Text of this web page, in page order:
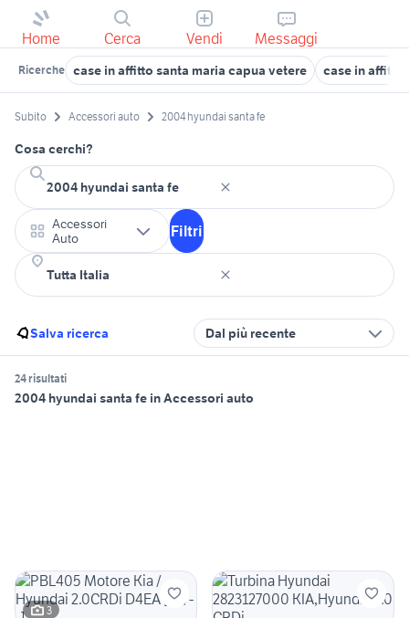
Home Cerca Vendi Messaggi
Ricerche case in affitto santa maria capua vetere case in affitto
Subito Accessori auto 2004 hyundai santa fe
Cosa cerchi?
Accessori
Auto
Filtri
Salva ricerca Dal più recente
24 risultati
2004 hyundai santa fe in Accessori auto
3